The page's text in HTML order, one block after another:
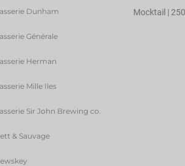
Dunham
Générale
Herman
Mille Iles
Sir John Brewing co.
& Sauvage
Mocktail |